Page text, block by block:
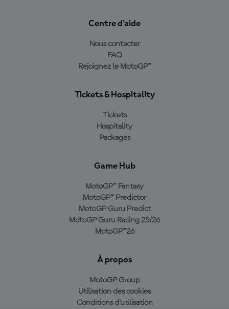
Centre d'aide
Nous contacter
FAQ
Rejoignez le MotoGP™
Tickets & Hospitality
Tickets
Hospitality
Packages
Game Hub
MotoGP™ Fantasy
MotoGP™ Predictor
MotoGP Guru Predict
MotoGP Guru Racing 25/26
MotoGP™26
À propos
MotoGP Group
Utilisation des cookies
Conditions d'utilisation